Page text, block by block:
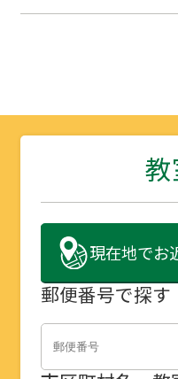
現在地でお
郵便番号で探す